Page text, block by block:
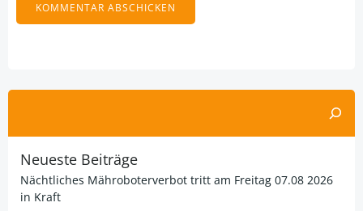
Neueste Beiträge
Nächtliches Mähroboterverbot tritt am Freitag 07.08 2026
in Kraft